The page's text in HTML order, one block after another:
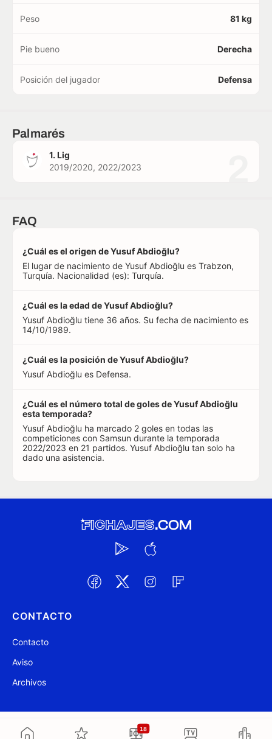
18
Peso 81 kg
Pie bueno Derecha
Posición del jugador Defensa
Palmarés
1. Lig
2019/2020, 2022/2023
FAQ
¿Cuál es el origen de Yusuf Abdioğlu?
El lugar de nacimiento de Yusuf Abdioğlu es Trabzon,
Turquía. Nacionalidad (es): Turquía.
¿Cuál es la edad de Yusuf Abdioğlu?
Yusuf Abdioğlu tiene 36 años. Su fecha de nacimiento es
14/10/1989.
¿Cuál es la posición de Yusuf Abdioğlu?
Yusuf Abdioğlu es Defensa.
¿Cuál es el número total de goles de Yusuf Abdioğlu
esta temporada?
Yusuf Abdioğlu ha marcado 2 goles en todas las
competiciones con Samsun durante la temporada
2022/2023 en 21 partidos. Yusuf Abdioğlu tan solo ha
dado una asistencia.
CONTACTO
Contacto
Aviso
Archivos